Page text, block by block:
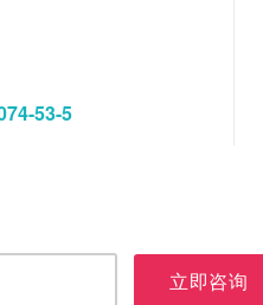
53-5
立即咨询